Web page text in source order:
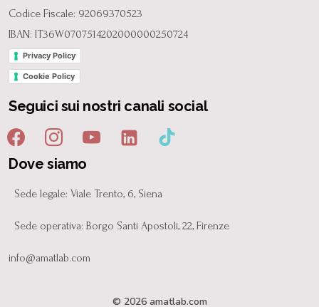
Codice Fiscale: 92069370523
IBAN: IT36W0707514202000000250724
Privacy Policy
Cookie Policy
Seguici sui nostri canali social
Dove siamo
Sede legale: Viale Trento, 6, Siena
Sede operativa: Borgo Santi Apostoli, 22, Firenze
info@amatlab.com
© 2026 amatlab.com